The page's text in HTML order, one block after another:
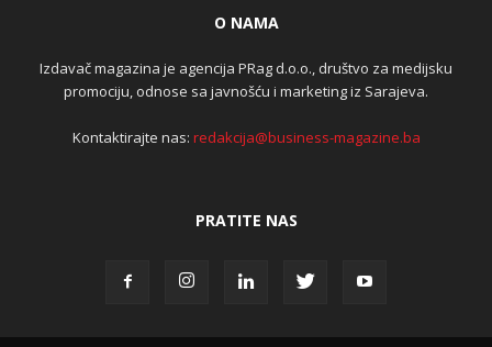
O NAMA
Izdavač magazina je agencija PRag d.o.o., društvo za medijsku
promociju, odnose sa javnošću i marketing iz Sarajeva.
Kontaktirajte nas: redakcija@business-magazine.ba
PRATITE NAS